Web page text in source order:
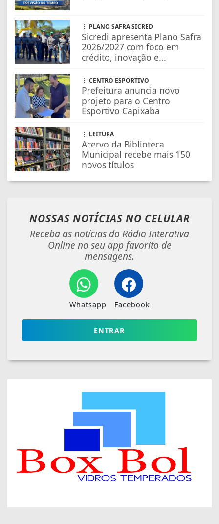
PLANO SAFRA SICRED
Sicredi apresenta Plano Safra
2026/2027 com foco em
crédito, inovação e...
CENTRO ESPORTIVO
Prefeitura anuncia novo
projeto para o Centro
Esportivo Capixaba
LEITURA
Acervo da Biblioteca
Municipal recebe mais 150
novos títulos
NOSSAS NOTÍCIAS NO CELULAR
Receba as notícias do Rádio Interativa
Online no seu app favorito de
mensagens.
Whatsapp Facebook
ENTRAR